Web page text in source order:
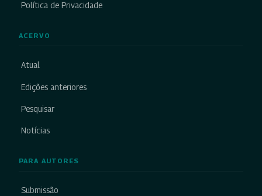
Política de Privacidade
ACERVO
Atual
Edições anteriores
Pesquisar
Notícias
PARA AUTORES
Submissão